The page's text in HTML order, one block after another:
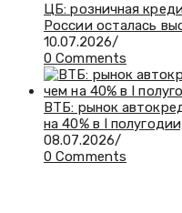
ЦБ: розничная
России осталась
10.07.2026/
0 Comments
ВТБ: рынок
на 40% в I
08.07.2026/
0 Comments